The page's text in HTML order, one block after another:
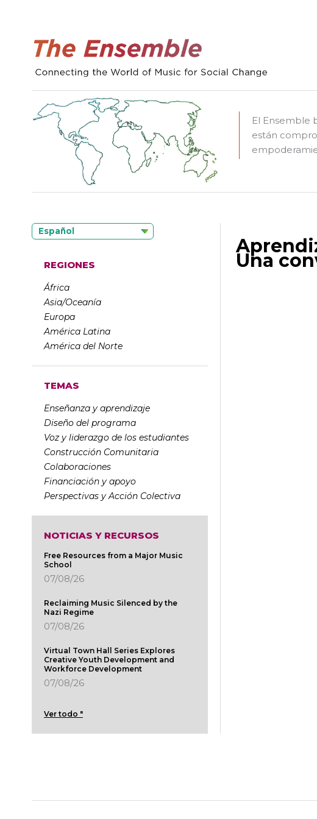
El Ensemble
están
Español
REGIONES
África
Asia/Oceanía
Europa
América Latina
América del Norte
TEMAS
Enseñanza y aprendizaje
Diseño del programa
Voz y liderazgo de los estudiantes
Construcción Comunitaria
Colaboraciones
Financiación y apoyo
Perspectivas y Acción Colectiva
NOTICIAS Y RECURSOS
Free Resources from a Major Music
School
07/08/26
Reclaiming Music Silenced by the
Nazi Regime
07/08/26
Virtual Town Hall Series Explores
Creative Youth Development and
Workforce Development
07/08/26
Ver todo "
Una